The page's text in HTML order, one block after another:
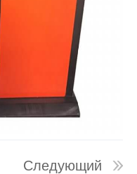
Следующий